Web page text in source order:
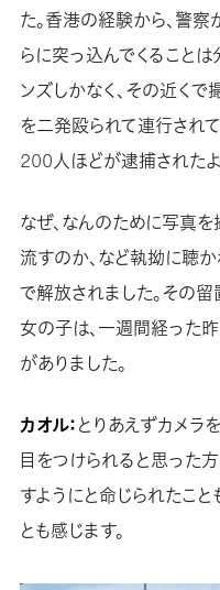
た。香港の経験から、警察
らに突っ込んでくること
ンズしかなく、その近く
を二発殴られて連行され
200人ほどが逮捕されたよ
なぜ、なんのために写真を
流すのか、など執拗に聴
で解放されました。その
女の子は、一週間経った昨
がありました。
カオル：とりあえずカメラ
目をつけられると思った
すようにと命じられたこと
とも感じます。